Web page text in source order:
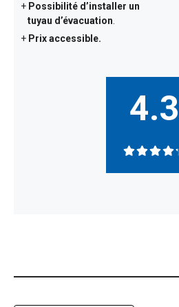
Possibilité d’installer un
tuyau d’évacuation
Prix accessible.
4.3